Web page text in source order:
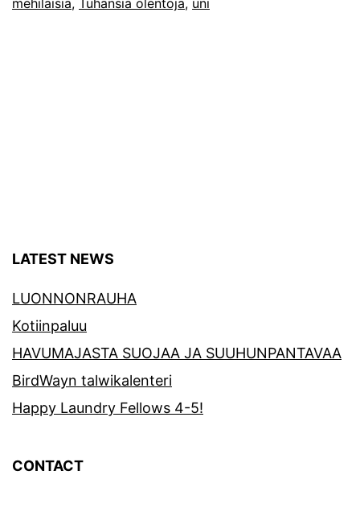
mehiläisiä, Tuhansia olentoja, uni
LATEST NEWS
LUONNONRAUHA
Kotiinpaluu
HAVUMAJASTA SUOJAA JA SUUHUNPANTAVAA
BirdWayn talwikalenteri
Happy Laundry Fellows 4-5!
CONTACT